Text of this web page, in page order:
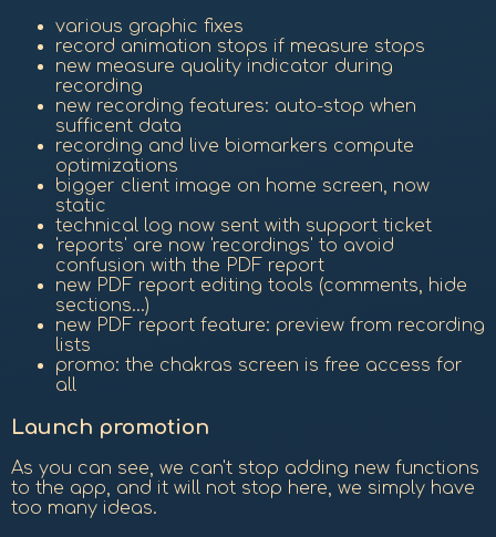
various graphic fixes
record animation stops if measure stops
new measure quality indicator during
recording
new recording features: auto-stop when
sufficent data
recording and live biomarkers compute
optimizations
bigger client image on home screen, now
static
technical log now sent with support ticket
'reports' are now 'recordings' to avoid
confusion with the PDF report
new PDF report editing tools (comments, hide
sections...)
new PDF report feature: preview from recording
lists
promo: the chakras screen is free access for
all
Launch promotion
As you can see, we can't stop adding new functions
to the app, and it will not stop here, we simply have
too many ideas.